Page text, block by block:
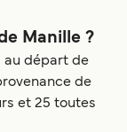
Manille ?
au départ de
de
et 25 toutes